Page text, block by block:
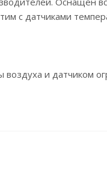
с датчиками
и датчиком
таймер